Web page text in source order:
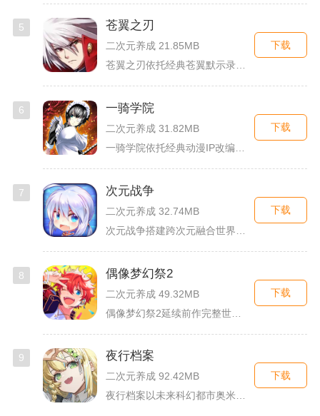
5 苍翼之刃
二次元养成 21.85MB
苍翼之刃依托经典苍翼默示录IP打造横版指尖格斗手游，完整收录...
下载
6 一骑学院
二次元养成 31.82MB
下载
7 次元战争
二次元养成 32.74MB
下载
8 偶像梦幻祭2
二次元养成 49.32MB
下载
9 夜行档案
二次元养成 92.42MB
夜行档案以未来科幻都市奥米勒斯为舞台，玩家任职特勤部调查员，...
下载